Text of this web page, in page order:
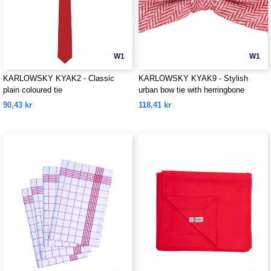
W1
KARLOWSKY KYAK2 - Classic
plain coloured tie
90,43 kr
W1
KARLOWSKY KYAK9 - Stylish
urban bow tie with herringbone
pattern
118,41 kr